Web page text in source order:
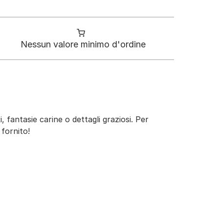
Nessun valore minimo d'ordine
fantasie carine o dettagli graziosi. Per
fornito!